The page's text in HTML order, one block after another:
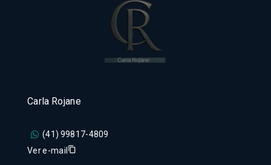
Carla Rojane
(41) 99817-4809
Ver e-mail